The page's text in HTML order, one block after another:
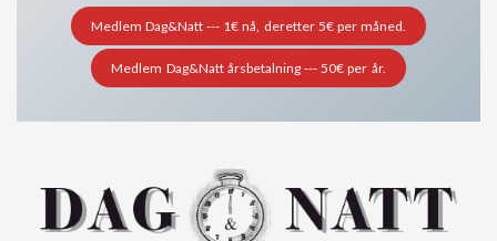
Medlem Dag&Natt --- 1€ nå, deretter 5€ per måned.
Medlem Dag&Natt årsbetalning --- 50€ per år.